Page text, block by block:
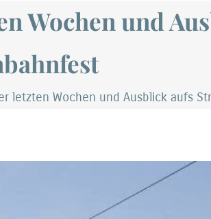
Wochen und
letzten Wochen und Ausblick aufs